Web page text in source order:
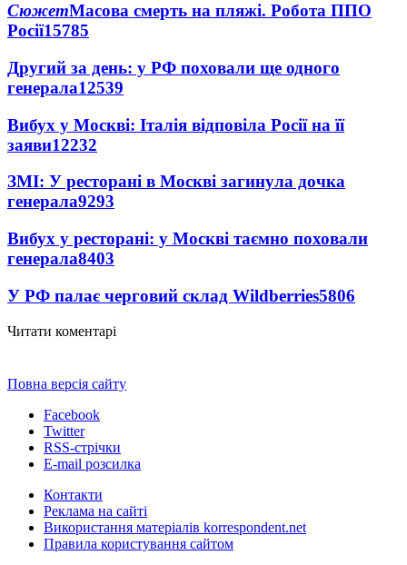
СюжетМасова смерть на пляжі. Робота ППО
Росії15785
Другий за день: у РФ поховали ще одного
генерала12539
Вибух у Москві: Італія відповіла Росії на її
заяви12232
ЗМІ: У ресторані в Москві загинула дочка
генерала9293
Вибух у ресторані: у Москві таємно поховали
генерала8403
У РФ палає черговий склад Wildberries5806
Читати коментарі
Повна версія сайту
Facebook
Twitter
RSS-стрічки
E-mail розсилка
Контакти
Реклама на сайті
Використання матеріалів korrespondent.net
Правила користування сайтом